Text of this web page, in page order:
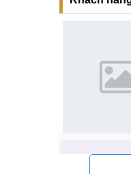
Xem
Dịch vụ